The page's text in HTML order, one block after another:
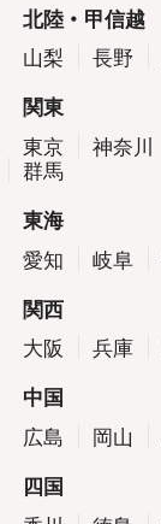
北陸・甲信越
山梨
長野
関東
東京
神奈川
群馬
東海
愛知
岐阜
関西
大阪
兵庫
中国
広島
岡山
四国